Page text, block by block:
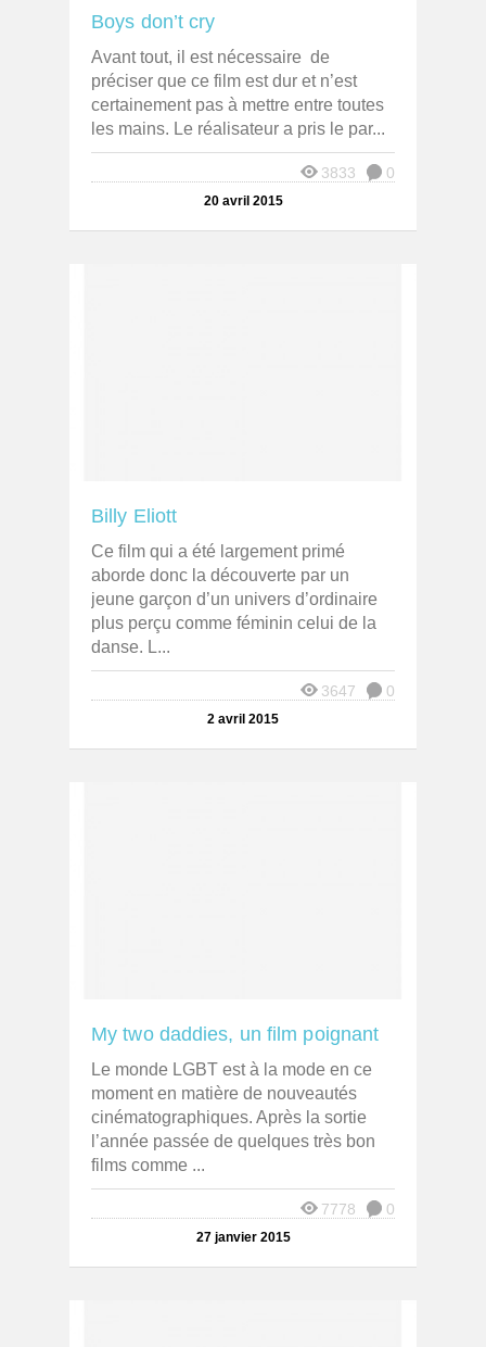
Boys don’t cry
Avant tout, il est nécessaire de
préciser que ce film est dur et n’est
certainement pas à mettre entre toutes
les mains. Le réalisateur a pris le par...
0
3833
20 avril 2015
Billy Eliott
Ce film qui a été largement primé
aborde donc la découverte par un
jeune garçon d’un univers d’ordinaire
plus perçu comme féminin celui de la
danse. L...
0
3647
2 avril 2015
My two daddies, un film poignant
Le monde LGBT est à la mode en ce
moment en matière de nouveautés
cinématographiques. Après la sortie
l’année passée de quelques très bon
films comme ...
0
7778
27 janvier 2015